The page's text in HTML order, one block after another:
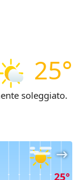
25°
soleggiato.